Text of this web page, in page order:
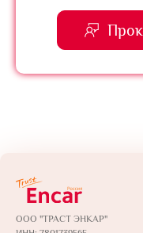
ООО "ТРАСТ ЭНКАР"